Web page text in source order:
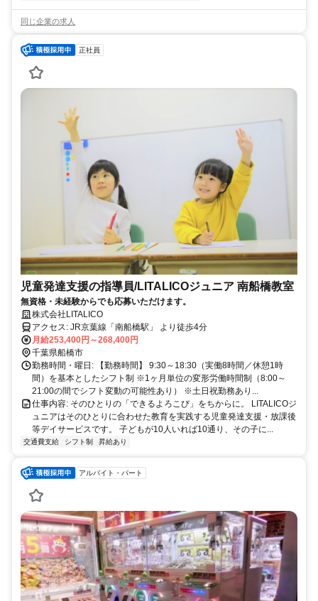
同じ企業の求人
正社員
児童発達支援の指導員/LITALICOジュニア 南船橋教室
無資格・未経験からでも応募いただけます。
株式会社LITALICO
アクセス: JR京葉線「南船橋駅」 より徒歩4分
月給253,400円～268,400円
千葉県船橋市
勤務時間・曜日: 【勤務時間】 9:30～18:30（実働8時間／休憩1時
間）を基本としたシフト制 ※1ヶ月単位の変形労働時間制（8:00～
21:00の間でシフト変動の可能性あり） ※土日祝勤務あり...
仕事内容: そのひとりの「できるよろこび」をちからに。 LITALICOジ
ュニアはそのひとりに合わせた教育を実践する児童発達支援・放課後
等デイサービスです。 子どもが10人いれば10通り、その子に...
交通費支給 シフト制 昇給あり
アルバイト・パート